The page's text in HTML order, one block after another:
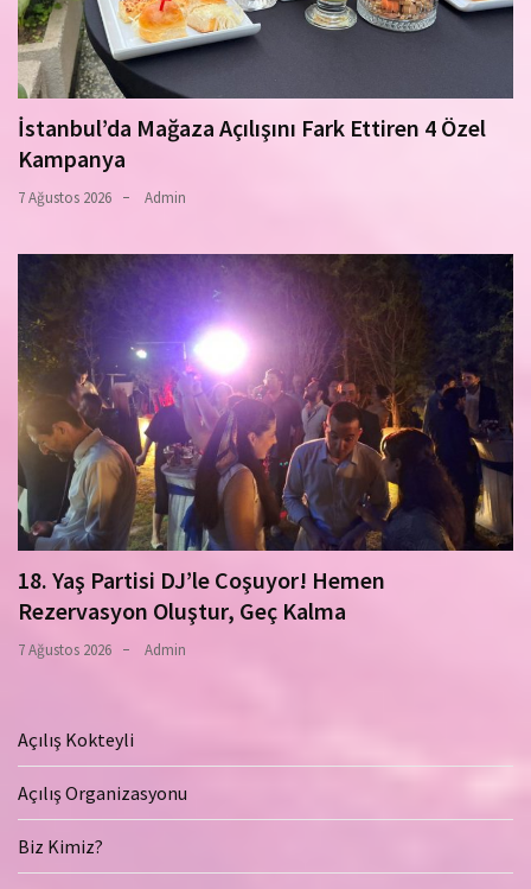
İstanbul’da Mağaza Açılışını Fark Ettiren 4 Özel
Kampanya
7 Ağustos 2026 Admin
18. Yaş Partisi DJ’le Coşuyor! Hemen
Rezervasyon Oluştur, Geç Kalma
7 Ağustos 2026 Admin
Açılış Kokteyli
Açılış Organizasyonu
Biz Kimiz?